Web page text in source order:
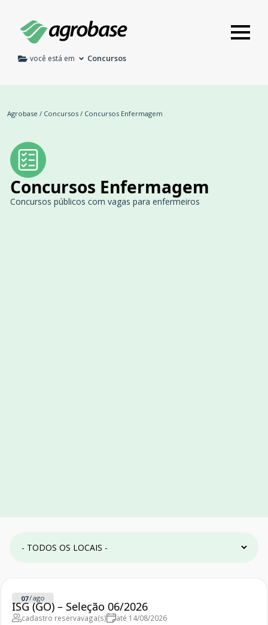
você está em Concursos
Agrobase / Concursos / Concursos Enfermagem
Concursos Enfermagem
Concursos públicos com vagas para enfermeiros
07/ago
ISG (GO) – Seleção 06/2026
cadastro reservavaga(s) até 14/08/2026